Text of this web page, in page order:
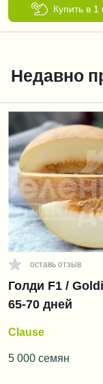
Купить в 1
Недавно
оставь отзыв
Голди F1 /
65-70 дней
Clause
5 000 семян